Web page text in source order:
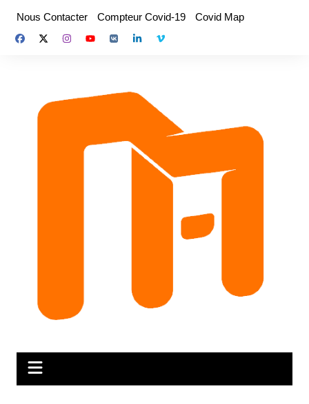
contenu
Nous Contacter Compteur Covid-19 Covid Map